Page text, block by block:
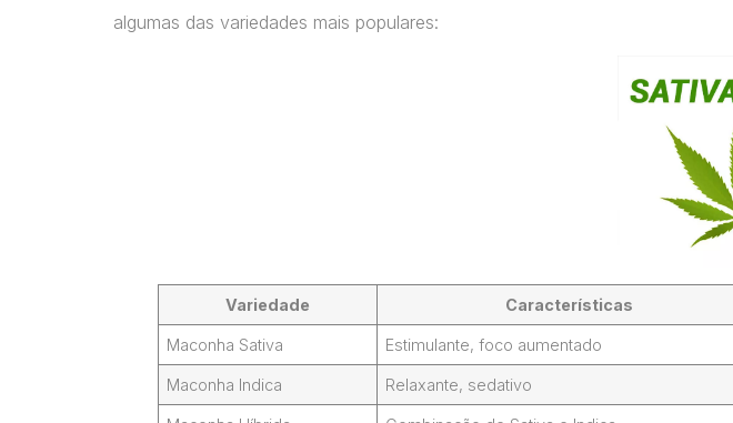
algumas das variedades mais populares:
Variedade Características
Maconha Sativa Estimulante, foco aumentado
Maconha Indica Relaxante, sedativo